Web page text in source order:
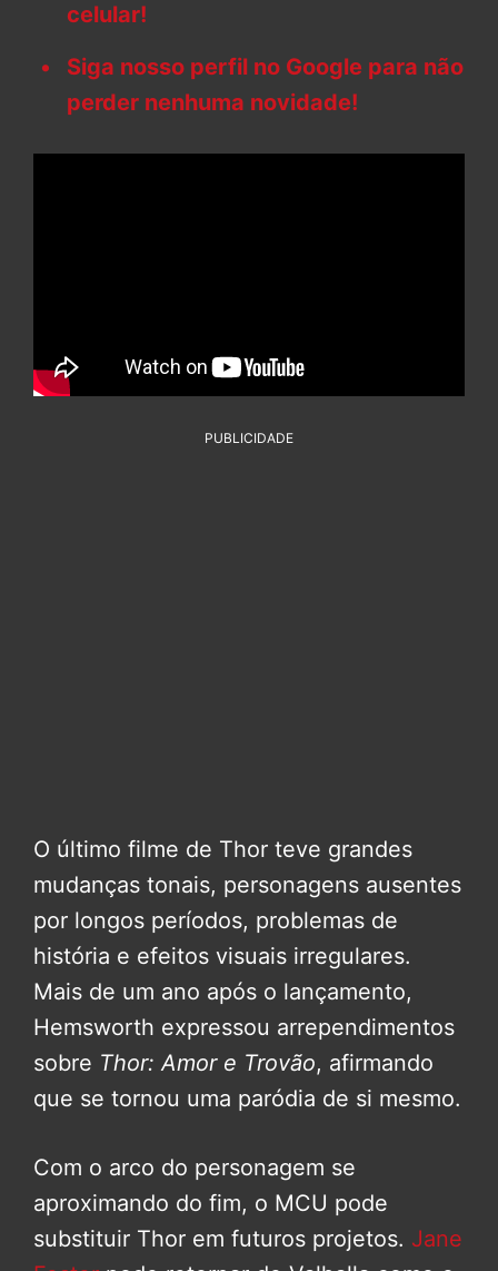
celular!
Siga nosso perfil no Google para não
perder nenhuma novidade!
PUBLICIDADE
O último filme de Thor teve grandes
mudanças tonais, personagens ausentes
por longos períodos, problemas de
história e efeitos visuais irregulares.
Mais de um ano após o lançamento,
Hemsworth expressou arrependimentos
sobre Thor: Amor e Trovão, afirmando
que se tornou uma paródia de si mesmo.
Com o arco do personagem se
aproximando do fim, o MCU pode
substituir Thor em futuros projetos. Jane